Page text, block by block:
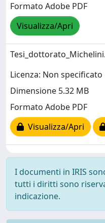
Formato Adobe PDF
Visualizza/Apri
Licenza: Non specificato
Dimensione 5.32 MB
Formato Adobe PDF
Visualizza/Apri
I documenti in IRIS
tutti i diritti sono
indicazione.